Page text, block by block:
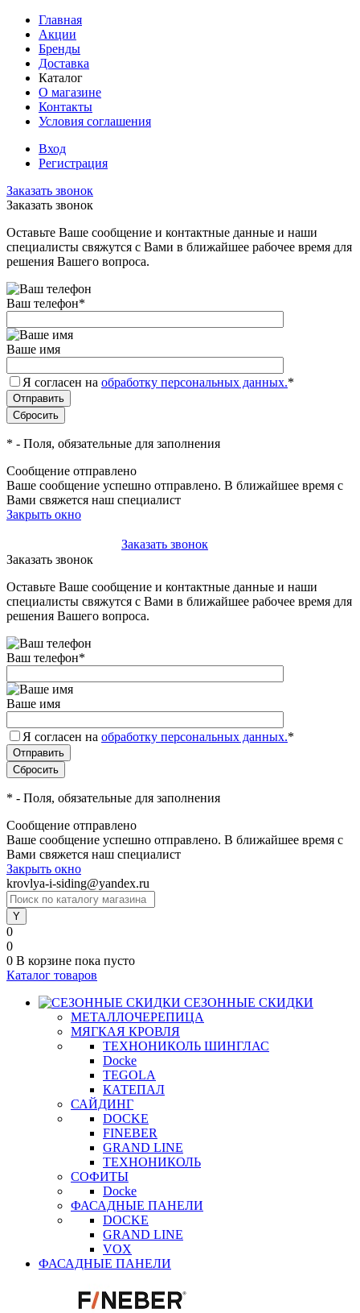
Главная
Акции
Бренды
Доставка
Каталог
О магазине
Контакты
Условия соглашения
Вход
Регистрация
Заказать звонок
Заказать звонок
Оставьте Ваше сообщение и контактные данные и наши
специалисты свяжутся с Вами в ближайшее рабочее время для
решения Вашего вопроса.
Ваш телефон*
Ваше имя
Я согласен на обработку персональных данных.*
* - Поля, обязательные для заполнения
Сообщение отправлено
Ваше сообщение успешно отправлено. В ближайшее время с
Вами свяжется наш специалист
Закрыть окно
Заказать звонок
Заказать звонок
Оставьте Ваше сообщение и контактные данные и наши
специалисты свяжутся с Вами в ближайшее рабочее время для
решения Вашего вопроса.
Ваш телефон*
Ваше имя
Я согласен на обработку персональных данных.*
* - Поля, обязательные для заполнения
Сообщение отправлено
Ваше сообщение успешно отправлено. В ближайшее время с
Вами свяжется наш специалист
Закрыть окно
krovlya-i-siding@yandex.ru
0
0
0 В корзине пока пусто
Каталог товаров
СЕЗОННЫЕ СКИДКИ
МЕТАЛЛОЧЕРЕПИЦА
МЯГКАЯ КРОВЛЯ
ТЕХНОНИКОЛЬ ШИНГЛАС
Docke
TEGOLA
КАТЕПАЛ
САЙДИНГ
DOCKE
FINEBER
GRAND LINE
ТЕХНОНИКОЛЬ
СОФИТЫ
Docke
ФАСАДНЫЕ ПАНЕЛИ
DOCKE
GRAND LINE
VOX
ФАСАДНЫЕ ПАНЕЛИ